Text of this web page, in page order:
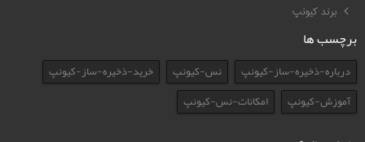
برند کیونپ
برچسب ها
درباره-ذخیره-ساز-کیونپ نس-کیونپ
خرید-ذخیره-ساز-کیونپ
آموزش-کیونپ
امکانات-نس-کیونپ